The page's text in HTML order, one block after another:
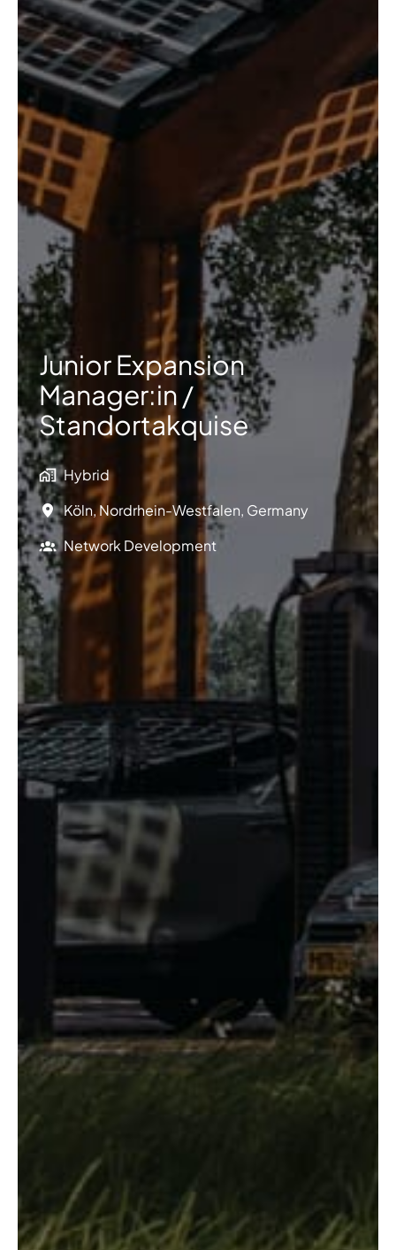
Junior Expansion
Manager:in /
Standortakquise
Hybrid
Köln,Nordrhein-Westfalen, Germany
Network Development